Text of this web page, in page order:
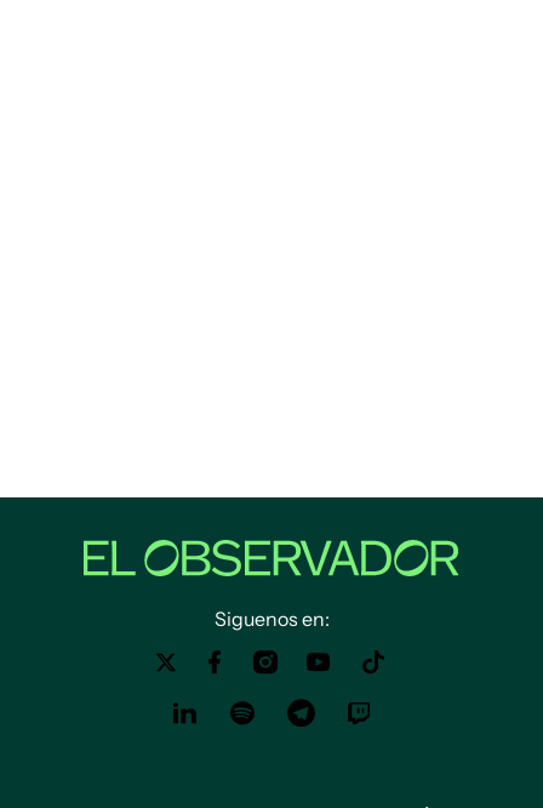
Siguenos en: